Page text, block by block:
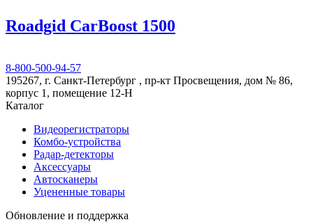
Roadgid CarBoost 1500
8-800-500-94-57
195267, г. Санкт-Петербург , пр-кт Просвещения, дом № 86,
корпус 1, помещение 12-Н
Каталог
Видеорегистраторы
Комбо-устройства
Радар-детекторы
Аксессуары
Автосканеры
Уцененные товары
Обновление и поддержка